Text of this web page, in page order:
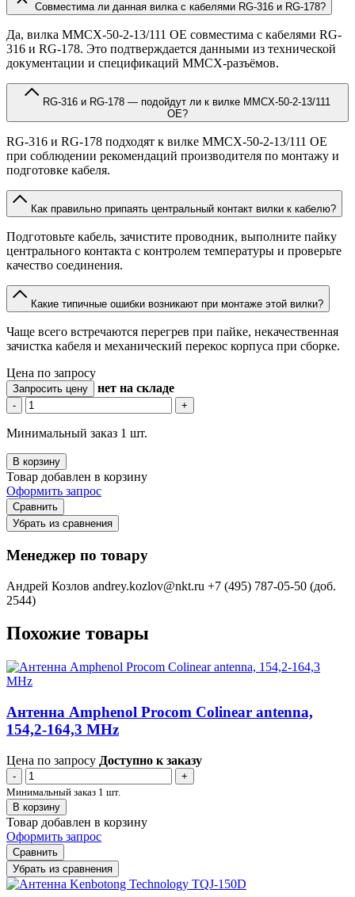
Совместима ли данная вилка с кабелями RG-316 и RG-178?
Да, вилка MMCX-50-2-13/111 OE совместима с кабелями RG-
316 и RG-178. Это подтверждается данными из технической
документации и спецификаций MMCX-разъёмов.
OE?
RG-316 и RG-178 подходят к вилке MMCX-50-2-13/111 OE
при соблюдении рекомендаций производителя по монтажу и
подготовке кабеля.
Как правильно припаять центральный контакт вилки к кабелю?
Подготовьте кабель, зачистите проводник, выполните пайку
центрального контакта с контролем температуры и проверьте
качество соединения.
Какие типичные ошибки возникают при монтаже этой вилки?
Чаще всего встречаются перегрев при пайке, некачественная
зачистка кабеля и механический перекос корпуса при сборке.
Цена по запросу
Запросить цену нет на складе
- +
Минимальный заказ 1 шт.
В корзину
Товар добавлен в корзину
Оформить запрос
Сравнить
Убрать из сравнения
Менеджер по товару
Андрей Козлов andrey.kozlov@nkt.ru +7 (495) 787-05-50 (доб.
2544)
Похожие товары
Антенна Amphenol Procom Colinear antenna,
154,2-164,3 MHz
Цена по запросу Доступно к заказу
-
+
Минимальный заказ 1 шт.
В корзину
Товар добавлен в корзину
Оформить запрос
Сравнить
Убрать из сравнения